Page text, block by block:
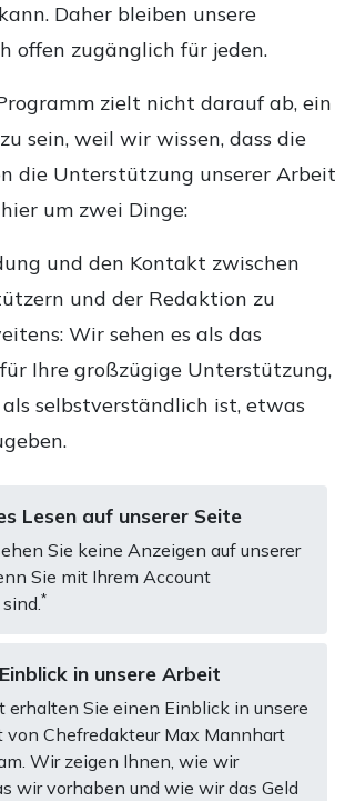
Daher bleiben unsere
offen zugänglich für jeden.
zielt nicht darauf ab, ein
sein, weil wir wissen, dass die
die Unterstützung unserer Arbeit
um zwei Dinge:
und den Kontakt zwischen
und der Redaktion zu
Wir sehen es als das
Ihre großzügige Unterstützung,
selbstverständlich ist, etwas
Lesen auf unserer Seite
Sie keine Anzeigen auf unserer
Sie mit Ihrem Account
*
in unsere Arbeit
erhalten Sie einen Einblick in unsere
von Chefredakteur Max Mannhart
Wir zeigen Ihnen, wie wir
wir vorhaben und wie wir das Geld